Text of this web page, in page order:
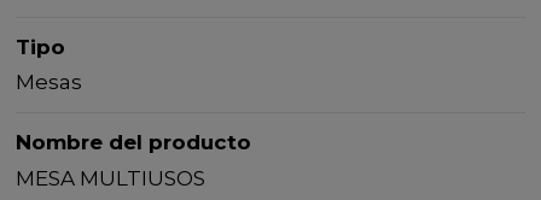
Tipo
Mesas
Nombre del producto
MESA MULTIUSOS